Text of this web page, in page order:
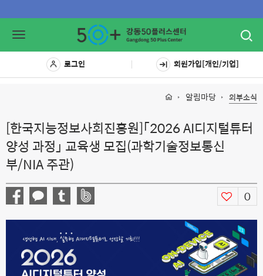
Toggle
로그인 회원가입[개인/기업]
알림마당 외부소식
[한국지능정보사회진흥원]「2026 AI디지털튜터
양성 과정」 교육생 모집(과학기술정보통신
부/NIA 주관)
0